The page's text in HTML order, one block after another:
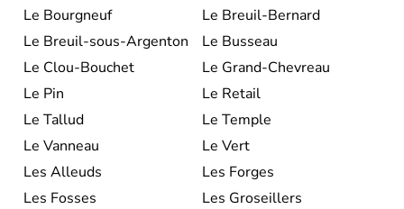
Le Bourgneuf
Le Breuil-Bernard
Le Breuil-sous-Argenton
Le Busseau
Le Clou-Bouchet
Le Grand-Chevreau
Le Pin
Le Retail
Le Tallud
Le Temple
Le Vanneau
Le Vert
Les Alleuds
Les Forges
Les Fosses
Les Groseillers